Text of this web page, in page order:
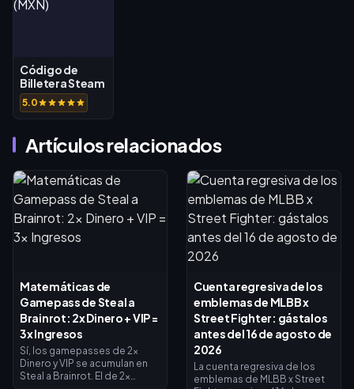
Código de
Billetera Steam
(MXN)
5.0
Artículos relacionados
Matemáticas de
Gamepass de Steal a
Brainrot: 2x Dinero + VIP =
3x Ingresos
Sí, los gamepasses de 2x
Dinero y VIP se acumulan en
Steal a Brainrot. El de 2x
Cuenta regresiva de los
emblemas de MLBB x
Street Fighter: gástalos
antes del 16 de agosto de
2026
La cuenta regresiva de los
emblemas de MLBB x Street